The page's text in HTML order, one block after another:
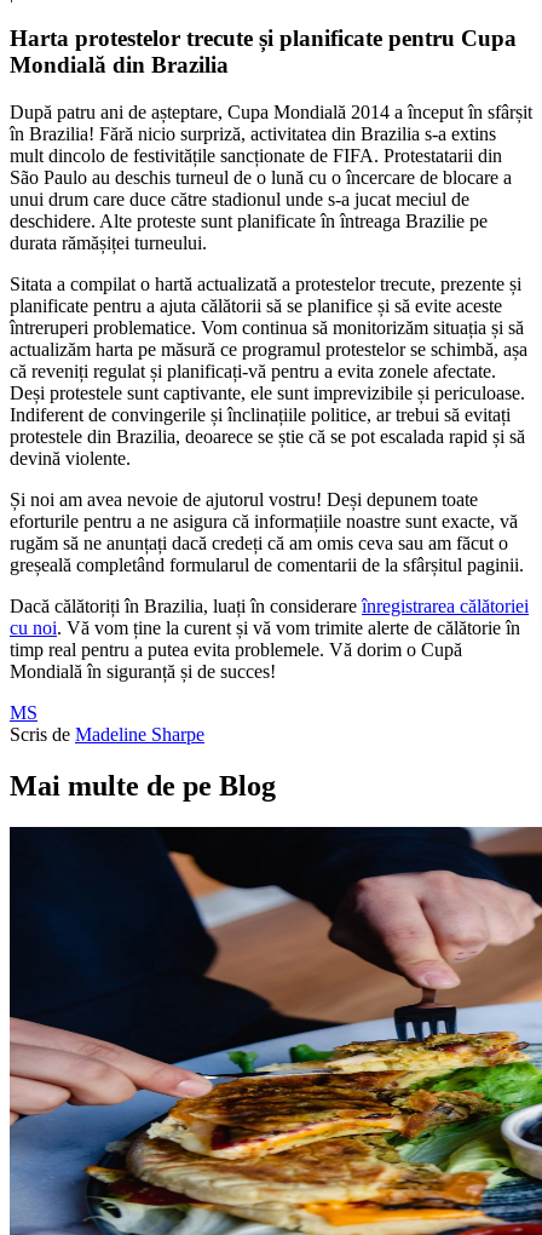
Harta protestelor trecute și planificate pentru Cupa
Mondială din Brazilia
După patru ani de așteptare, Cupa Mondială 2014 a început în sfârșit
în Brazilia! Fără nicio surpriză, activitatea din Brazilia s-a extins
mult dincolo de festivitățile sancționate de FIFA. Protestatarii din
São Paulo au deschis turneul de o lună cu o încercare de blocare a
unui drum care duce către stadionul unde s-a jucat meciul de
deschidere. Alte proteste sunt planificate în întreaga Brazilie pe
durata rămășiței turneului.
Sitata a compilat o hartă actualizată a protestelor trecute, prezente și
planificate pentru a ajuta călătorii să se planifice și să evite aceste
întreruperi problematice. Vom continua să monitorizăm situația și să
actualizăm harta pe măsură ce programul protestelor se schimbă, așa
că reveniți regulat și planificați-vă pentru a evita zonele afectate.
Deși protestele sunt captivante, ele sunt imprevizibile și periculoase.
Indiferent de convingerile și înclinațiile politice, ar trebui să evitați
protestele din Brazilia, deoarece se știe că se pot escalada rapid și să
devină violente.
Și noi am avea nevoie de ajutorul vostru! Deși depunem toate
eforturile pentru a ne asigura că informațiile noastre sunt exacte, vă
rugăm să ne anunțați dacă credeți că am omis ceva sau am făcut o
greșeală completând formularul de comentarii de la sfârșitul paginii.
Dacă călătoriți în Brazilia, luați în considerareînregistrarea călătoriei
cu noi. Vă vom ține la curent și vă vom trimite alerte de călătorie în
timp real pentru a putea evita problemele. Vă dorim o Cupă
Mondială în siguranță și de succes!
MS
Scris de Madeline Sharpe
Mai multe de pe Blog